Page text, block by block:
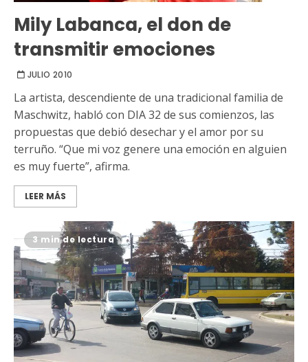
Mily Labanca, el don de
transmitir emociones
JULIO 2010
La artista, descendiente de una tradicional familia de
Maschwitz, habló con DIA 32 de sus comienzos, las
propuestas que debió desechar y el amor por su
terruño. “Que mi voz genere una emoción en alguien
es muy fuerte”, afirma.
LEER MÁS
3 min de lectura